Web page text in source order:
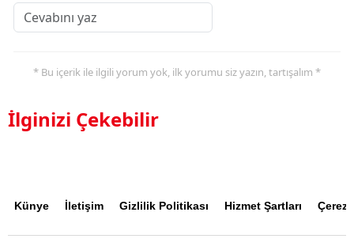
* Bu içerik ile ilgili yorum yok, ilk yorumu siz yazın, tartışalım *
İlginizi Çekebilir
Künye İletişim Gizlilik Politikası Hizmet Şartları Çerez